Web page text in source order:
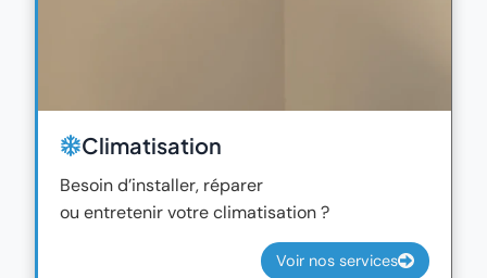
Climatisation
Besoin d’installer, réparer
ou entretenir votre climatisation ?
Voir nos services